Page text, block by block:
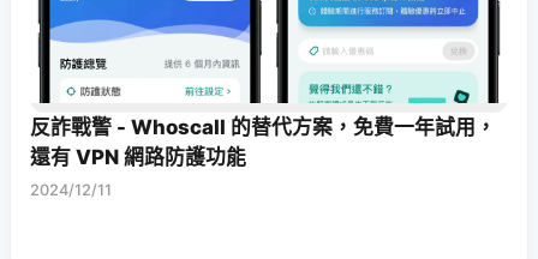
反詐戰警 - Whoscall 的替代方案，免費一年試用，
還有 VPN 網路防護功能
2024/12/11